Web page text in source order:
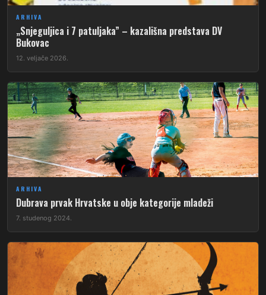
ARHIVA
„Snjeguljica i 7 patuljaka” – kazališna predstava DV
Bukovac
12. veljače 2026.
ARHIVA
Dubrava prvak Hrvatske u obje kategorije mladeži
7. studenog 2024.